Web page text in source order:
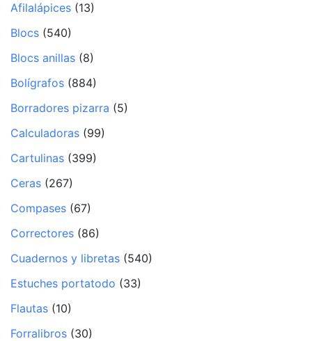
Afilalápices (13)
Blocs (540)
Blocs anillas (8)
Bolígrafos (884)
Borradores pizarra (5)
Calculadoras (99)
Cartulinas (399)
Ceras (267)
Compases (67)
Correctores (86)
Cuadernos y libretas (540)
Estuches portatodo (33)
Flautas (10)
Forralibros (30)